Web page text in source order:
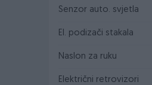
Senzor auto. svjetla
El. podizači stakala
Naslon za ruku
Električni retrovizori